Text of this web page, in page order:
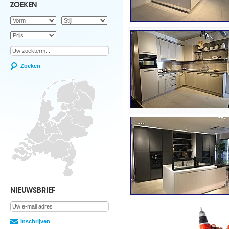
ZOEKEN
Zoeken
NIEUWSBRIEF
Inschrijven